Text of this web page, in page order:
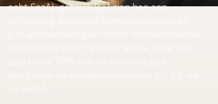
echt SozAI-gebruik laat zien hoe een